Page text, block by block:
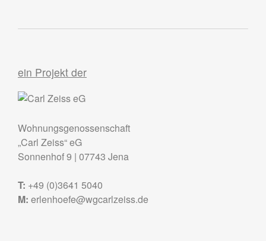
ein Projekt der
Wohnungsgenossenschaft
„Carl Zeiss“ eG
Sonnenhof 9 | 07743 Jena
T: +49 (0)3641 5040
M: erlenhoefe@wgcarlzeiss.de